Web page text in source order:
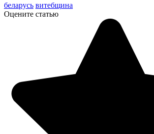
беларусь витебщина
Оцените статью